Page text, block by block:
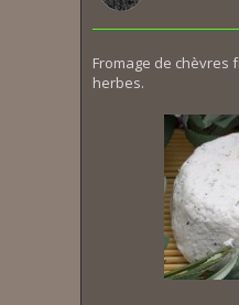
Fromage de chèvres
herbes.